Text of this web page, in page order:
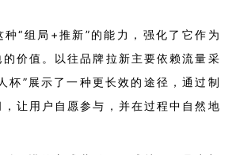
种“组局 +推新”的能力，强化了它作为
价值。以往品牌拉新主要依赖流量采
杯”展示了一种更长效的途径，通过制
让用户自愿参与，并在过程中自然地